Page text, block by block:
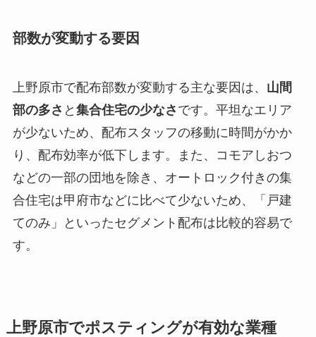
部数が変動する要因
上野原市で配布部数が変動する主な要因は、 山間
部の多さ と 集合住宅の少なさ です。平坦なエリア
が少ないため、配布スタッフの移動に時間がかか
り、配布効率が低下します。また、コモアしおつ
などの一部の団地を除き、オートロック付きの集
合住宅は甲府市などに比べて少ないため、「戸建
てのみ」といったセグメント配布は比較的容易で
す。
上野原市でポスティングが有効な業種